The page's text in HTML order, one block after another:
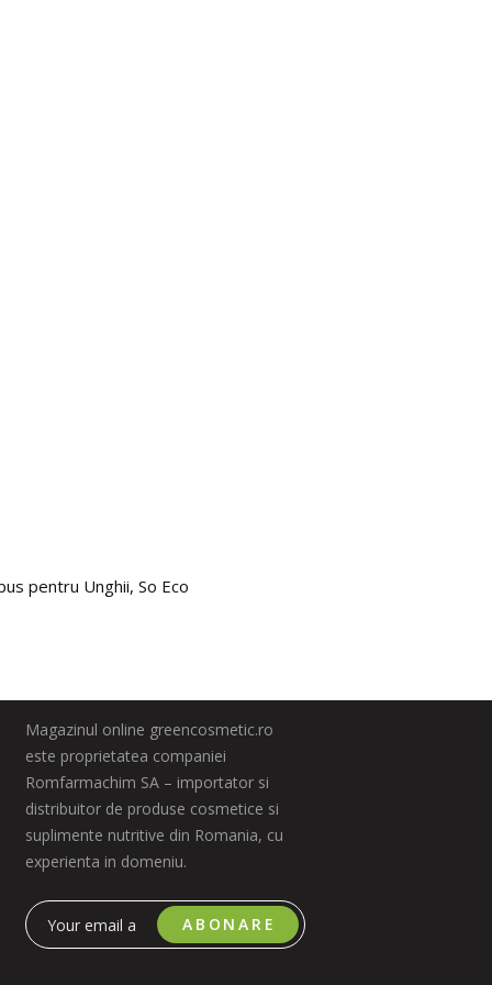
pentru Unghii, So Eco
Magazinul online greencosmetic.ro
este proprietatea companiei
Romfarmachim SA – importator si
distribuitor de produse cosmetice si
suplimente nutritive din Romania, cu
experienta in domeniu.
ABONARE